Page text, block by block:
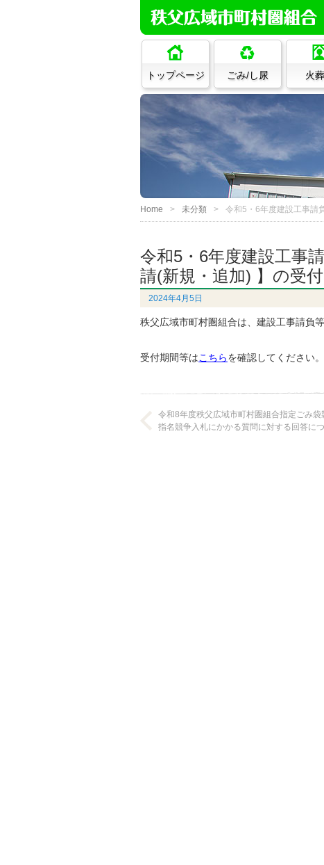
トップページ ごみ/し尿 火
Home 未分類 令和5・6年度建設工事請
令和5・6年度建設工事
請(新規・追加) 】の受付
2024年4月5日
秩父広域市町村圏組合は、建設工事請負
受付期間等はこちらを確認してください。
令和8年度秩父広域市町村圏組合指定ごみ袋
指名競争入札にかかる質問に対する回答に